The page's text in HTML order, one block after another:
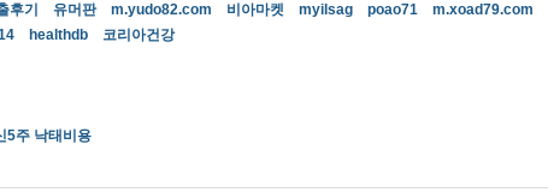
후기 유머판 m.yudo82.com 비아마켓 myilsag poao71 m.xoad79.com
healthdb 코리아건강
5주 낙태비용